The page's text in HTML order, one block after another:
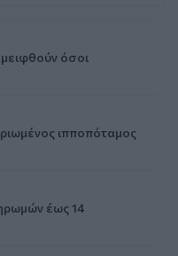
όσοι
ιπποπόταμος
έως 14